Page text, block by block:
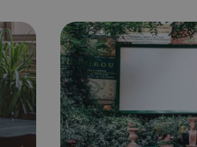
μεταξύ σελίδων.
σκοπούς Capping δηλαδή να
την ημέρα στον χρήστη
ενέργειες όπως είναι το
push up και push down
για τη διάκριση